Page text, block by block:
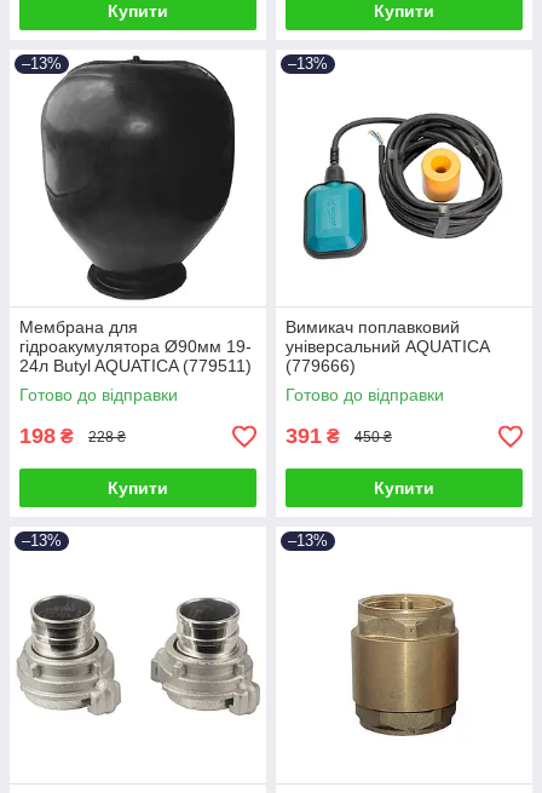
Купити Купити
–13%
Мембрана для
гідроакумулятора Ø90мм 19-
24л Butyl AQUATICA (779511)
Готово до відправки
198 ₴ 228 ₴
Купити
–13%
Вимикач поплавковий
універсальний AQUATICA
(779666)
Готово до відправки
391 ₴ 450 ₴
Купити
–13% –13%